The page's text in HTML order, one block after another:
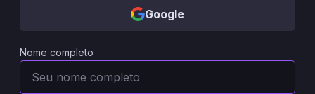
Google
Nome completo